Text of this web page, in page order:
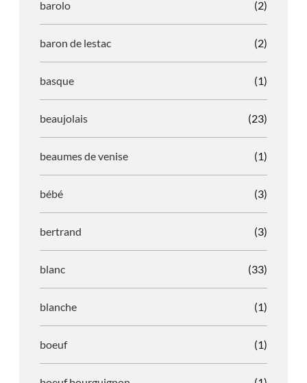
barolo (2)
baron de lestac (2)
basque (1)
beaujolais (23)
beaumes de venise (1)
bébé (3)
bertrand (3)
blanc (33)
blanche (1)
boeuf (1)